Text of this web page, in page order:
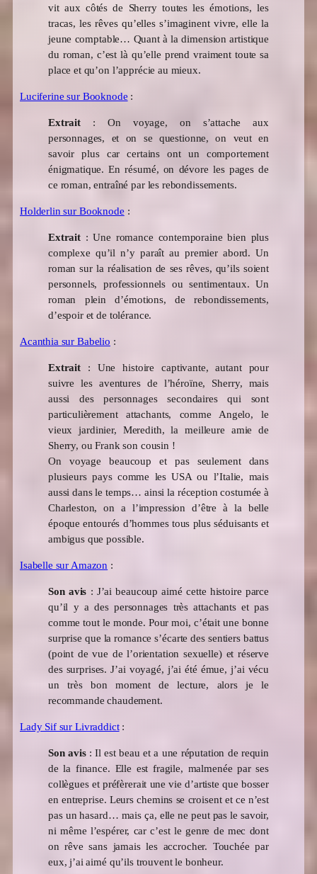
vit aux côtés de Sherry toutes les émotions, les
tracas, les rêves qu’elles s’imaginent vivre, elle la
jeune comptable… Quant à la dimension artistique
du roman, c’est là qu’elle prend vraiment toute sa
place et qu’on l’apprécie au mieux.
Luciferine sur Booknode :
Extrait: On voyage, on s’attache aux
personnages, et on se questionne, on veut en
savoir plus car certains ont un comportement
énigmatique. En résumé, on dévore les pages de
ce roman, entraîné par les rebondissements.
Holderlin sur Booknode :
Extrait:Une romance contemporaine bien plus
complexe qu’il n’y paraît au premier abord. Un
roman sur la réalisation de ses rêves, qu’ils soient
personnels, professionnels ou sentimentaux. Un
roman plein d’émotions, de rebondissements,
d’espoir et de tolérance.
Acanthia sur Babelio :
Extrait: Une histoire captivante, autant pour
suivre les aventures de l’héroïne, Sherry, mais
aussi des personnages secondaires qui sont
particulièrement attachants, comme Angelo, le
vieux jardinier, Meredith, la meilleure amie de
Sherry, ou Frank son cousin !
On voyage beaucoup et pas seulement dans
plusieurs pays comme les USA ou l’Italie, mais
aussi dans le temps… ainsi la réception costumée à
Charleston, on a l’impression d’être à la belle
époque entourés d’hommes tous plus séduisants et
ambigus que possible.
Isabelle sur Amazon :
Son avis : J’ai beaucoup aimé cette histoire parce
qu’il y a des personnages très attachants et pas
comme tout le monde. Pour moi, c’était une bonne
surprise que la romance s’écarte des sentiers battus
(point de vue de l’orientation sexuelle) et réserve
des surprises. J’ai voyagé, j’ai été émue, j’ai vécu
un très bon moment de lecture, alors je le
recommande chaudement.
Lady Sif sur Livraddict:
Son avis : Il est beau et a une réputation de requin
de la finance. Elle est fragile, malmenée par ses
collègues et préfèrerait une vie d’artiste que bosser
en entreprise. Leurs chemins se croisent et ce n’est
pas un hasard… mais ça, elle ne peut pas le savoir,
ni même l’espérer, car c’est le genre de mec dont
on rêve sans jamais les accrocher. Touchée par
eux, j’ai aimé qu’ils trouvent le bonheur.